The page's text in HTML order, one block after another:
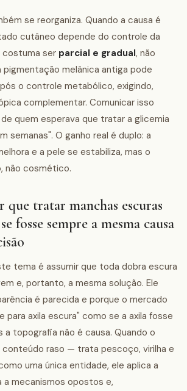
se reorganiza. Quando a causa é
cutâneo depende do controle da
costuma ser parcial e gradual, não
pigmentação melânica antiga pode
o controle metabólico, exigindo,
complementar. Comunicar isso
quem esperava que tratar a glicemia
semanas". O ganho real é duplo: a
e a pele se estabiliza, mas o
não cosmético.
tratar manchas escuras
fosse sempre a mesma causa
tema é assumir que toda dobra escura
e, portanto, a mesma solução. Ele
é parecida e porque o mercado
para axila escura" como se a axila fosse
a topografia não é causa. Quando o
raso — trata pescoço, virilha e
uma única entidade, ele aplica a
mecanismos opostos e,